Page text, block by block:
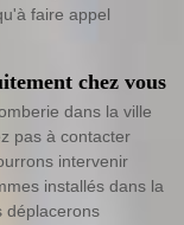
faire appel
chez vous
dans la ville
pas à contacter
intervenir
installés dans la
déplacerons